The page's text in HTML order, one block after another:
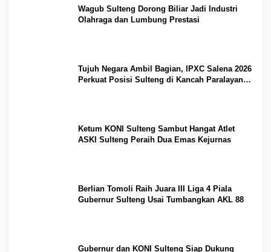
Wagub Sulteng Dorong Biliar Jadi Industri
Olahraga dan Lumbung Prestasi
Tujuh Negara Ambil Bagian, IPXC Salena 2026
Perkuat Posisi Sulteng di Kancah Paralayang
Ketum KONI Sulteng Sambut Hangat Atlet
ASKI Sulteng Peraih Dua Emas Kejurnas
Berlian Tomoli Raih Juara III Liga 4 Piala
Gubernur Sulteng Usai Tumbangkan AKL 88
Gubernur dan KONI Sulteng Siap Dukung